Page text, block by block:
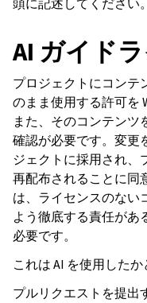
頭に記述してください。
AI ガイド
プロジェクトにコンテ
のまま使用する許可を
また、そのコンテン
確認が必要です。変更
ジェクトに採用され、
再配布されることに同
は、ライセンスのない
よう徹底する責任があ
必要です。
これは AI を使用した
プルリクエストを提出